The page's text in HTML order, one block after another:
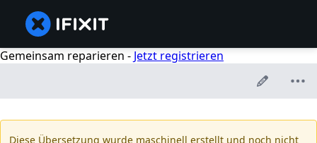
Gemeinsam reparieren - Jetzt registrieren
Diese Übersetzung wurde maschinell erstellt und noch nicht